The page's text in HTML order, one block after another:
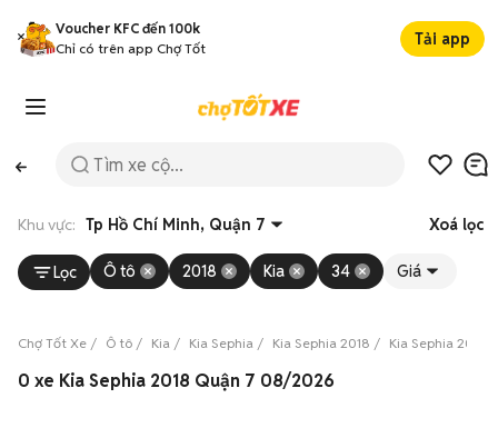
Voucher KFC đến 100k
Chỉ có trên app Chợ Tốt
Tải app
Khu vực: Tp Hồ Chí Minh, Quận 7 Xoá lọc
Lọc Ô tô 2018 Kia 34 Giá
Chợ Tốt Xe Ô tô Kia Kia Sephia Kia Sephia 2018 Kia Sephia 2018
0 xe Kia Sephia 2018 Quận 7 08/2026